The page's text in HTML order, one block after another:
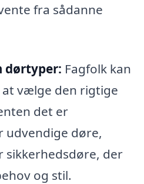
fra sådanne
dørtyper: Fagfolk kan
vælge den rigtige
det er
udvendige døre,
sikkerhedsdøre, der
og stil.